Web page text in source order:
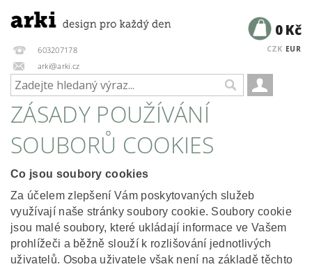
603207178
arki@arki.cz
CZK EUR
0 Kč
ZÁSADY POUŽÍVÁNÍ
SOUBORŮ COOKIES
Co jsou soubory cookies
Za účelem zlepšení Vám poskytovaných služeb
využívají naše stránky soubory cookie. Soubory cookie
jsou malé soubory, které ukládají informace ve Vašem
prohlížeči a běžně slouží k rozlišování jednotlivých
uživatelů. Osoba uživatele však není na základě těchto